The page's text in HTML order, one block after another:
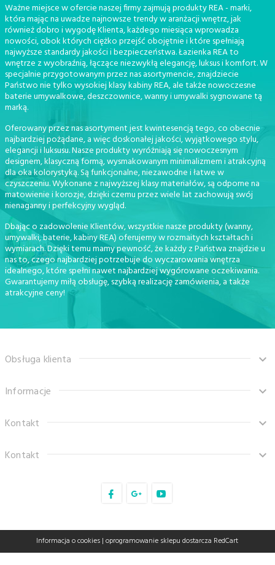
Ważne miejsce w ofercie naszej firmy zajmują produkty REA - marki,
która mając na uwadze najnowsze trendy w aranżacji wnętrz, jak
również dobro i wygodę Klienta, każdego miesiąca wprowadza
nowości, obok których ciężko przejść obojętnie i które spełniają
najwyższe standardy jakości i bezpieczeństwa. Łazienka REA to
wnętrze z wyobraźnią, łączące niezwykłą elegancję, luksus i komfort. W
specjalnie przygotowanym przez nas asortymencie, znajdziecie
Państwo nie tylko wysokiej klasy kabiny REA, ale także nowoczesne
baterie umywalkowe, deszczownice, wanny i umywalki sygnowane tą
marką.
Oferowany przez nas asortyment jest kwintesencją tego, co obecnie
najbardziej pożądane, a więc doskonałej jakości, wyjątkowego stylu,
elegancji i luksusu. Nasze produkty wyróżniają się nowoczesnym
designem, klasyczną formą, wysmakowanym minimalizmem i atrakcyjną
dla oka kolorystyką. Są funkcjonalne, niezawodne i łatwe w
czyszczeniu. Wykonane z najwyższej klasy materiałów, są odporne na
matowienie i korozje, dzięki czemu przez wiele lat zachowują swój
nienaganny i perfekcyjny wygląd.
Dbając o zadowolenie Klientów, wszystkie nasze produkty (wanny,
umywalki, baterie, kabiny REA) oferujemy w rozmaitych kształtach i
wymiarach. Dzięki temu mamy pewność, że każdy z Państwa znajdzie u
nas to, czego najbardziej potrzebuje do wyczarowania wnętrza
idealnego, które spełni nawet najbardziej wygórowane oczekiwania.
Gwarantujemy miłą obsługę, szybką realizację zamówienia, a także
atrakcyjne ceny!
Obsługa klienta
Informacje
Kontakt
Kontakt
sklep@tanaro.pl
Informacja o cookies |oprogramowanie sklepu dostarcza RedCart